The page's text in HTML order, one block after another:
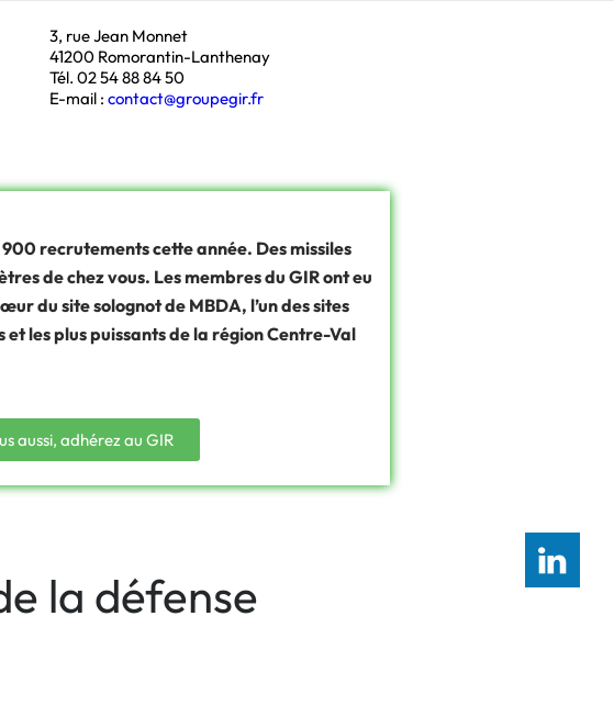
3, rue Jean Monnet
41200 Romorantin-Lanthenay
Tél. 02 54 88 84 50
E-mail : contact@groupegir.fr
900 recrutements cette année. Des missiles
de chez vous. Les membres du GIR ont eu
du site solognot de MBDA, l’un des sites
les plus puissants de la région Centre-Val
aussi, adhérez au GIR
la défense